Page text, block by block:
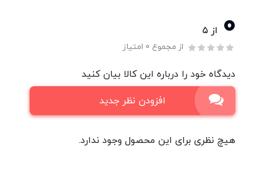
0 از ۵
از مجموع 0 امتیاز
دیدگاه خود را درباره این کالا بیان کنید
افزودن نظر جدید
هیچ نظری برای این محصول وجود ندارد.